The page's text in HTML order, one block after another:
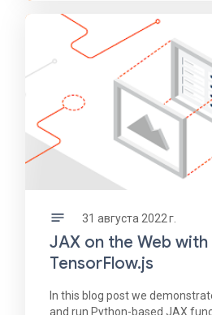
JAX on the Web with
TensorFlow.js
In this blog post we
and run Python-based JAX
31 августа 2022 г.